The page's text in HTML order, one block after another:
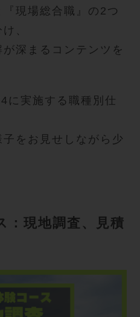
現場総合職』の2つ
、
深まるコンテンツを
に実施する職種別仕
をお見せしながら少
：現地調査、見積